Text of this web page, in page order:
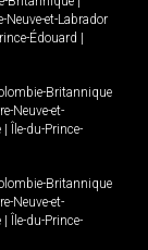
Neuve-et-Labrador
Édouard
Britannique
Neuve-et-
Île-du-Prince-
Britannique
Neuve-et-
Île-du-Prince-